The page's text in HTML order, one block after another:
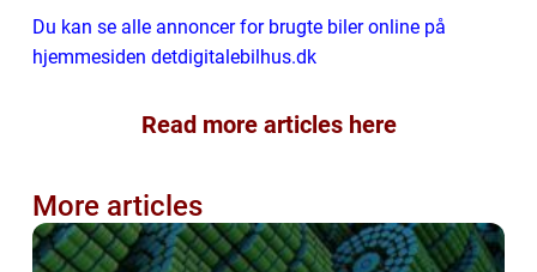
Du kan se alle annoncer for brugte biler online på
hjemmesiden detdigitalebilhus.dk
Read more articles here
More articles